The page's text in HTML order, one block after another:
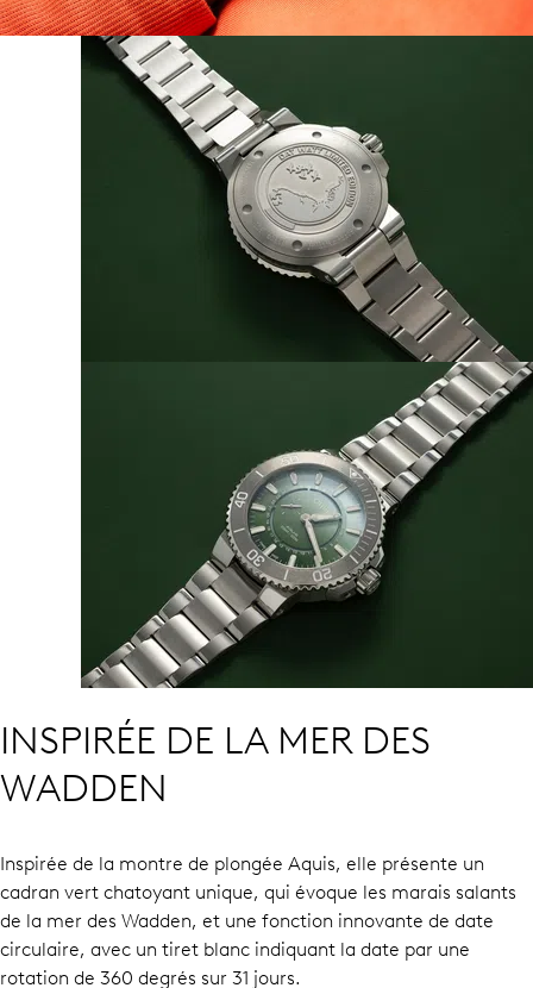
INSPIRÉE DE LA MER DES
WADDEN
Inspirée de la montre de plongée Aquis, elle présente un
cadran vert chatoyant unique, qui évoque les marais salants
de la mer des Wadden, et une fonction innovante de date
circulaire, avec un tiret blanc indiquant la date par une
rotation de 360 degrés sur 31 jours.